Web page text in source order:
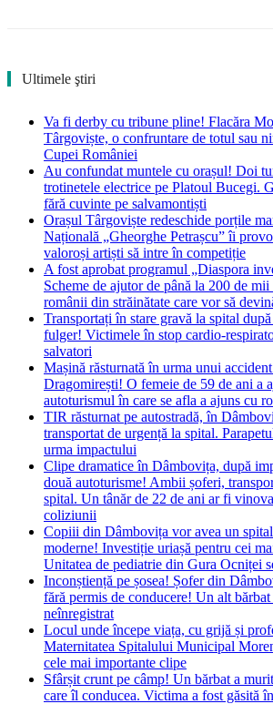
Ultimele ştiri
Va fi derby cu tribune pline! Flacăra
Târgoviște, o confruntare de totul sau
Cupei României
Au confundat muntele cu orașul! Doi
trotinetele electrice pe Platoul Bucegi.
fără cuvinte pe salvamontiști
Orașul Târgoviște redeschide porțile
Națională „Gheorghe Petrașcu” îi
valoroși artiști să intre în competiție
A fost aprobat programul „Diaspora
Scheme de ajutor de până la 200 de
românii din străinătate care vor să
Transportați în stare gravă la spital
fulger! Victimele în stop cardio-
salvatori
Mașină răsturnată în urma unui
Dragomirești! O femeie de 59 de ani a
autoturismul în care se afla a ajuns cu
TIR răsturnat pe autostradă, în
transportat de urgență la spital.
urma impactului
Clipe dramatice în Dâmbovița, după
două autoturisme! Ambii șoferi,
spital. Un tânăr de 22 de ani ar fi
coliziunii
Copiii din Dâmbovița vor avea un
moderne! Investiție uriașă pentru cei
Unitatea de pediatrie din Gura Ocniței
Inconștiență pe șosea! Șofer din
fără permis de conducere! Un alt
neînregistrat
Locul unde începe viața, cu grijă și
Maternitatea Spitalului Municipal
cele mai importante clipe
Sfârșit crunt pe câmp! Un bărbat a
care îl conducea. Victima a fost găsită